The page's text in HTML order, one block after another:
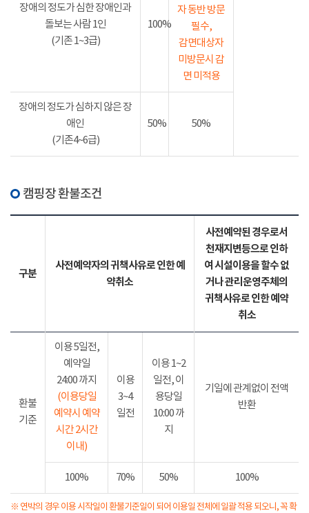
자 동반 방문
필수,
감면대상자
미방문시 감
면 미적용
장애의 정도가 심한 장애인과
돌보는 사람 1인
(기존 1~3급)
100%
장애의 정도가 심하지 않은 장
애인
(기존4~6급)
50% 50%
캠핑장 환불조건
구분
사전예약자의 귀책사유로 인한 예
약취소
사전예약된 경우로서
천재지변등으로 인하
여 시설이용을 할수 없
거나 관리운영주체의
귀책사유로 인한 예약
취소
환불
기준
이용 5일전,
예약일
24:00 까지
(이용당일
예약시 예약
시간 2시간
이내)
이용
3~4
일전
이용 1~2
일전, 이
용당일
10:00 까
지
기일에 관계없이 전액
반환
100% 70% 50% 100%
※ 연박의 경우 이용 시작일이 환불기준일이 되어 이용일 전체에 일괄 적용 되오니, 꼭 확